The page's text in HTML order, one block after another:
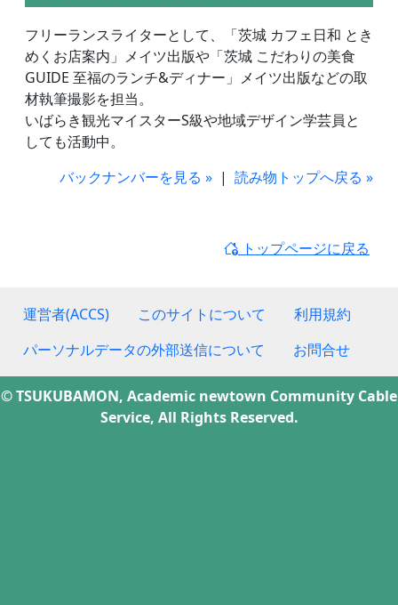
フリーランスライターとして、「茨城 カフェ日和 とき
めくお店案内」メイツ出版や「茨城 こだわりの美食
GUIDE 至福のランチ&ディナー」メイツ出版などの取
材執筆撮影を担当。
いばらき観光マイスターS級や地域デザイン学芸員と
しても活動中。
バックナンバーを見る » | 読み物トップへ戻る »
トップページに戻る
運営者(ACCS) このサイトについて
利用規約
パーソナルデータの外部送信について
お問合せ
© TSUKUBAMON, Academic newtown Community Cable
Service, All Rights Reserved.